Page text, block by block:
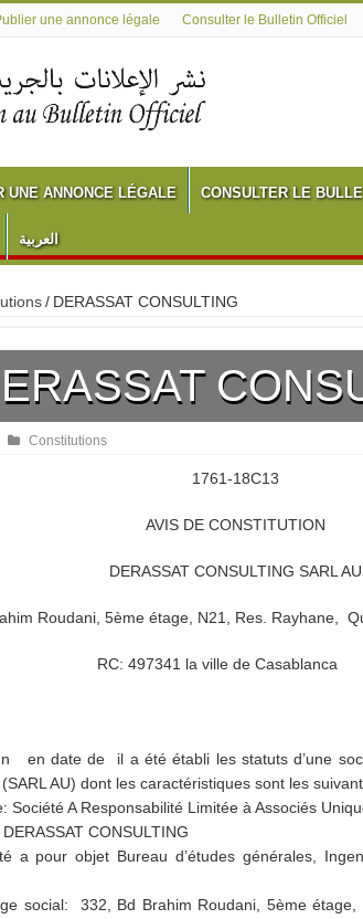
une annonce légale Consulter le Bulletin Officiel
UNE ANNONCE LÉGALE CONSULTER LE
العربية
/ DERASSAT CONSULTING
Constitutions
1761-18C13
AVIS DE CONSTITUTION
DERASSAT CONSULTING SARL AU
Roudani, 5ème étage, N21, Res. Rayhane,
RC: 497341 la ville de Casablanca
en date de il a été établi les statuts d’une
AU) dont les caractéristiques sont les
Société A Responsabilité Limitée à Associés
CONSULTING
a pour objet Bureau d’études générales,
social: 332, Bd Brahim Roudani, 5ème